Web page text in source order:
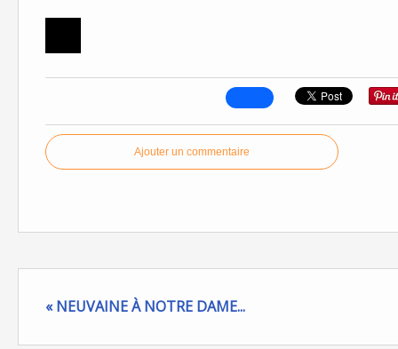
Ajouter un commentaire
« NEUVAINE À NOTRE DAME...